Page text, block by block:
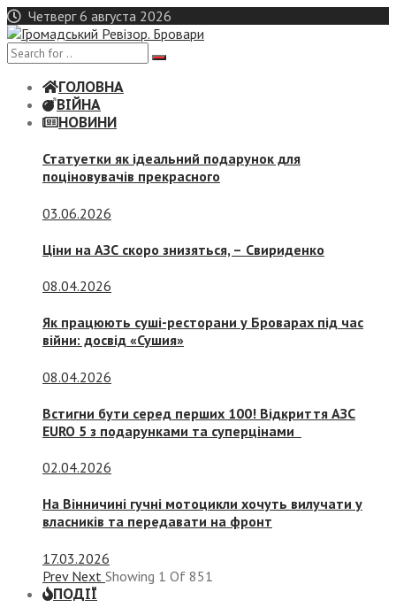
Skip
to
content
Четверг 6 августа 2026
ГОЛОВНА
ВІЙНА
НОВИНИ
Статуетки як ідеальний подарунок для
поціновувачів прекрасного
03.06.2026
Ціни на АЗС скоро знизяться, – Свириденко
08.04.2026
Як працюють суші-ресторани у Броварах під час
війни: досвід «Сушия»
08.04.2026
Встигни бути серед перших 100! Відкриття АЗС
EURO 5 з подарунками та суперцінами
02.04.2026
На Вінничині гучні мотоцикли хочуть вилучати у
власників та передавати на фронт
17.03.2026
Prev Next Showing 1 Of 851
ПОДІЇ